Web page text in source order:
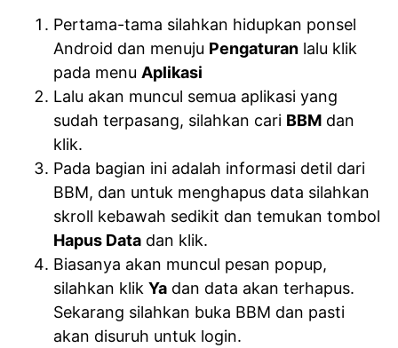
Pertama-tama silahkan hidupkan ponsel
Android dan menuju Pengaturan lalu klik
pada menu Aplikasi
Lalu akan muncul semua aplikasi yang
sudah terpasang, silahkan cari BBM dan
klik.
Pada bagian ini adalah informasi detil dari
BBM, dan untuk menghapus data silahkan
skroll kebawah sedikit dan temukan tombol
Hapus Data dan klik.
Biasanya akan muncul pesan popup,
silahkan klik Ya dan data akan terhapus.
Sekarang silahkan buka BBM dan pasti
akan disuruh untuk login.